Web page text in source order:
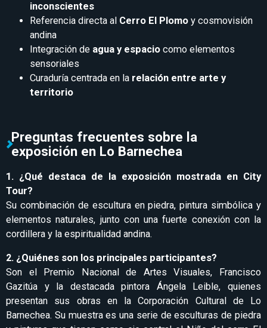
inconscientes
Referencia directa al Cerro El Plomo y cosmovisión
andina
Integración de agua y espacio como elementos
sensoriales
Curaduría centrada en la relación entre arte y
territorio
Preguntas frecuentes sobre la
exposición en Lo Barnechea
1. ¿Qué destaca de la exposición mostrada en City
Tour?
Su combinación de escultura en piedra, pintura simbólica y
elementos naturales, junto con una fuerte conexión con la
cordillera y la espiritualidad andina.
2. ¿Quiénes son los principales participantes?
Son el Premio Nacional de Artes Visuales, Francisco
Gazitúa y la destacada pintora Ángela Leible, quienes
presentan sus obras en la Corporación Cultural de Lo
Barnechea. Su muestra es una serie de esculturas de piedra